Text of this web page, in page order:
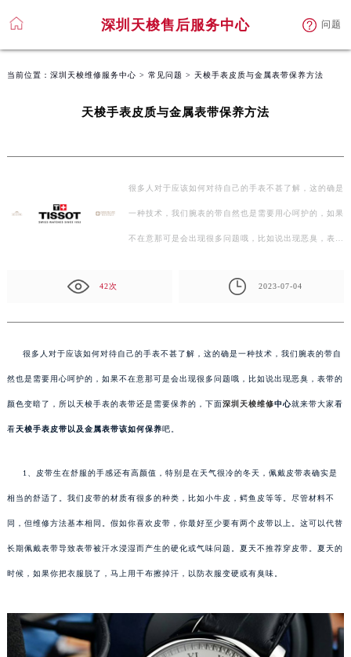
深圳天梭售后服务中心 问题
当前位置： 深圳天梭维修服务中心 > 常见问题 > 天梭手表皮质与金属表带保养方法
天梭手表皮质与金属表带保养方法
很多人对于应该如何对待自己的手表不甚了解，这的确是
一种技术，我们腕表的带自然也是需要用心呵护的，如果
不在意那可是会出现很多问题哦，比如说出现恶臭，表带
42次 2023-07-04
很多人对于应该如何对待自己的手表不甚了解，这的确是一种技术，我们腕表的带自
然也是需要用心呵护的，如果不在意那可是会出现很多问题哦，比如说出现恶臭，表带的
颜色变暗了，所以天梭手表的表带还是需要保养的，下面深圳天梭维修中心就来带大家看
看天梭手表皮带以及金属表带该如何保养吧。
1、皮带生在舒服的手感还有高颜值，特别是在天气很冷的冬天，佩戴皮带表确实是
相当的舒适了。我们皮带的材质有很多的种类，比如小牛皮，鳄鱼皮等等。尽管材料不
同，但维修方法基本相同。假如你喜欢皮带，你最好至少要有两个皮带以上。这可以代替
长期佩戴表带导致表带被汗水浸湿而产生的硬化或气味问题。夏天不推荐穿皮带。夏天的
时候，如果你把衣服脱了，马上用干布擦掉汗，以防衣服变硬或有臭味。